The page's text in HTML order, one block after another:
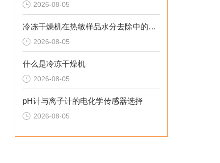
2026-08-05
冷冻干燥机在热敏样品水分去除中的应用
2026-08-05
什么是冷冻干燥机
2026-08-05
pH计与离子计的电化学传感器选择
2026-08-05